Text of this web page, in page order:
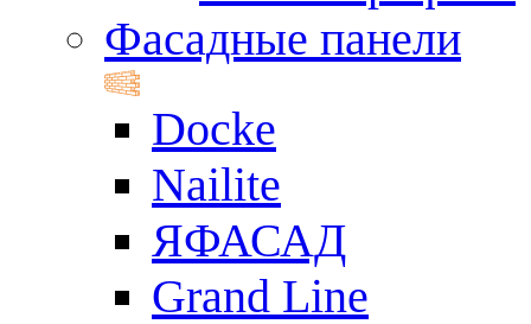
Фасадные панели
Docke
Nailite
ЯФАСАД
Grand Line